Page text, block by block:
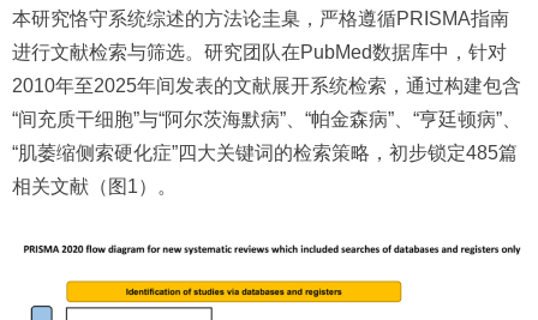
本研究恪守系统综述的方法论圭臬，严格遵循PRISMA指南
进行文献检索与筛选。研究团队在PubMed数据库中，针对
2010年至2025年间发表的文献展开系统检索，通过构建包含
“间充质干细胞”与“阿尔茨海默病”、“帕金森病”、“亨廷顿病”、
“肌萎缩侧索硬化症”四大关键词的检索策略，初步锁定485篇
相关文献（图1）。